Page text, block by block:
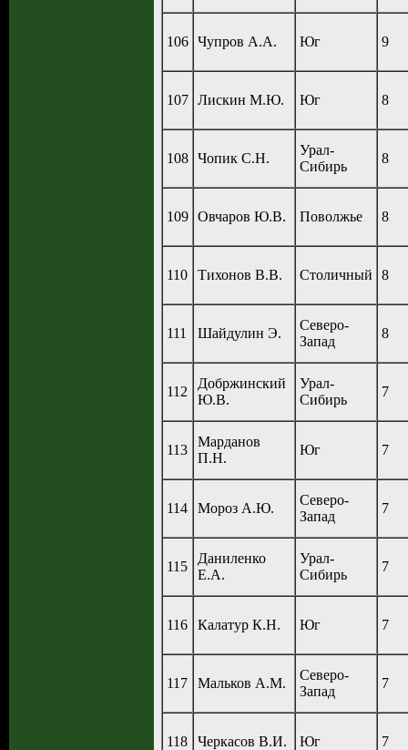
106 Чупров А.А. Юг 9
107 Лискин М.Ю. Юг 8
108 Чопик С.Н.
Урал-
Сибирь
8
109 Овчаров Ю.В. Поволжье 8
110 Тихонов В.В. Столичный 8
111 Шайдулин Э.
Северо-
Запад
8
112
Добржинский
Ю.В.
Урал-
Сибирь
7
113
Марданов
П.Н.
Юг 7
114 Мороз А.Ю.
Северо-
Запад
7
115
Даниленко
Е.А.
Урал-
Сибирь
7
116 Калатур К.Н. Юг 7
117 Мальков А.М.
Северо-
Запад
7
118 Черкасов В.И. Юг 7